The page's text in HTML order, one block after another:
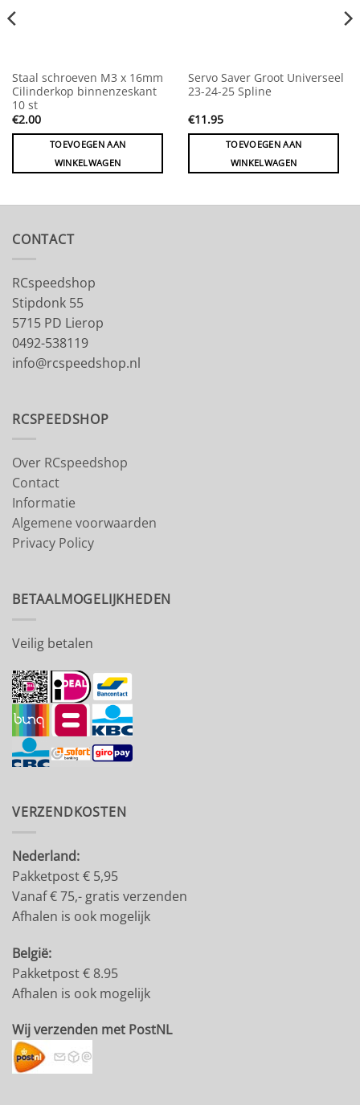
Staal schroeven M3 x 16mm
Cilinderkop binnenzeskant
10 st
€2.00
TOEVOEGEN AAN
WINKELWAGEN
Servo Saver Groot Universeel
23-24-25 Spline
€11.95
TOEVOEGEN AAN
WINKELWAGEN
CONTACT
RCspeedshop
Stipdonk 55
5715 PD Lierop
0492-538119
info@rcspeedshop.nl
RCSPEEDSHOP
Over RCspeedshop
Contact
Informatie
Algemene voorwaarden
Privacy Policy
BETAALMOGELIJKHEDEN
Veilig betalen
VERZENDKOSTEN
Nederland:
Pakketpost € 5,95
Vanaf € 75,- gratis verzenden
Afhalen is ook mogelijk
België:
Pakketpost € 8.95
Afhalen is ook mogelijk
Wij verzenden met PostNL